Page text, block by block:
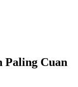
Paling Cuan